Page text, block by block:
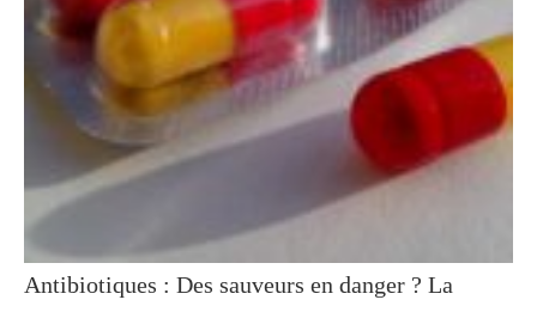
Antibiotiques : Des sauveurs en danger ? La